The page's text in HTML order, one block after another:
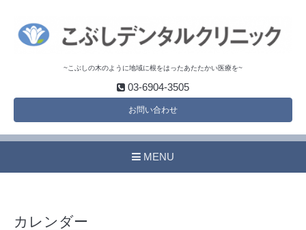
~こぶしの木のように地域に根をはったあたたかい医療を~
03-6904-3505
お問い合わせ
MENU
カレンダー